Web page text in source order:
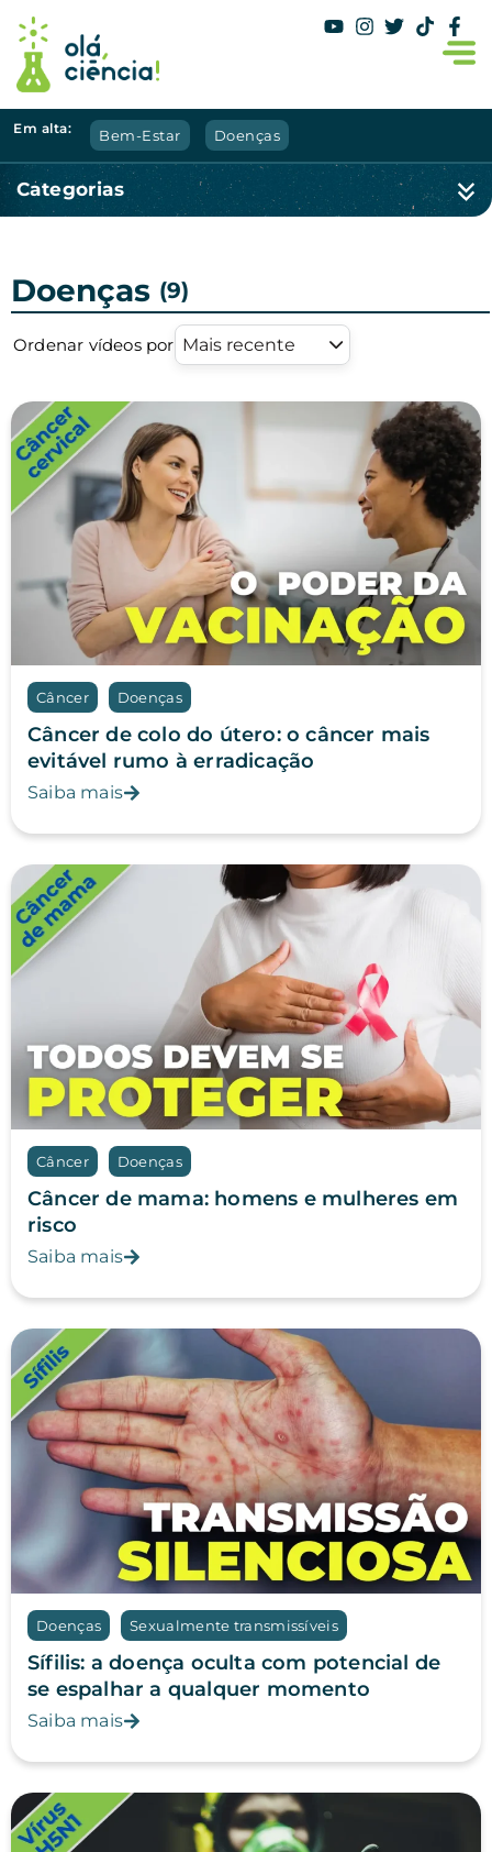
Em alta: Bem-Estar Doenças
Categorias
Doenças (9)
Ordenar vídeos por Mais recente
Câncer Doenças
Câncer de colo do útero: o câncer mais
evitável rumo à erradicação
Saiba mais
Câncer Doenças
Câncer de mama: homens e mulheres em
risco
Saiba mais
Doenças Sexualmente transmissíveis
Sífilis: a doença oculta com potencial de
se espalhar a qualquer momento
Saiba mais